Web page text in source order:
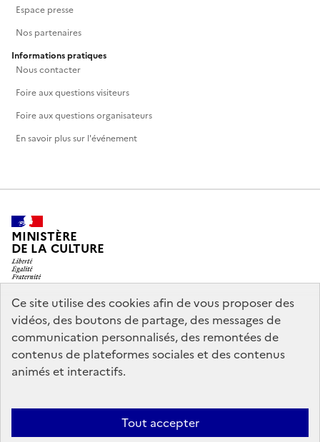
Ce site utilise des cookies afin de vous proposer des
vidéos, des boutons de partage, des messages de
communication personnalisés, des remontées de
contenus de plateformes sociales et des contenus
animés et interactifs.
Tout accepter
Espace presse
Nos partenaires
Informations pratiques
Nous contacter
Foire aux questions visiteurs
Foire aux questions organisateurs
En savoir plus sur l'événement
MINISTÈRE
DE LA CULTURE
legifrance.gouv.fr
info.gouv.fr
service-public.gouv.fr
data.gouv.fr
Mentions légales